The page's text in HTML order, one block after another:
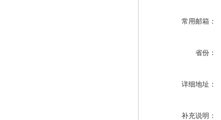
常用邮箱：
省份：
详细地址：
补充说明：